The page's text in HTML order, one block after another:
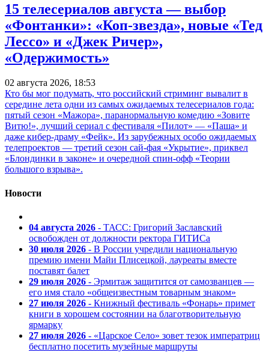
15 телесериалов августа — выбор
«Фонтанки»: «Коп-звезда», новые «Тед
Лессо» и «Джек Ричер»,
«Одержимость»
02 августа 2026, 18:53
Кто бы мог подумать, что российский стриминг вывалит в
середине лета одни из самых ожидаемых телесериалов года:
пятый сезон «Мажора», паранормальную комедию «Зовите
Витю!», лучший сериал с фестиваля «Пилот» — «Паша» и
даже кибер-драму «Фейк». Из зарубежных особо ожидаемых
телепроектов — третий сезон сай-фая «Укрытие», приквел
«Блондинки в законе» и очередной спин-офф «Теории
большого взрыва».
Новости
04 августа 2026 - ТАСС: Григорий Заславский
освобожден от должности ректора ГИТИСа
30 июля 2026 - В России учредили национальную
премию имени Майи Плисецкой, лауреаты вместе
поставят балет
29 июля 2026 - Эрмитаж защитится от самозванцев —
его имя стало «общеизвестным товарным знаком»
27 июля 2026 - Книжный фестиваль «Фонарь» примет
книги в хорошем состоянии на благотворительную
ярмарку
27 июля 2026 - «Царское Село» зовет тезок императриц
бесплатно посетить музейные маршруты